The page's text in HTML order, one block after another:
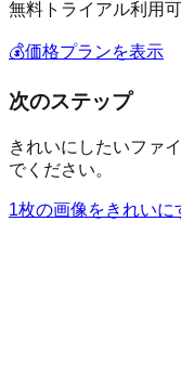
無料トライアル利用
💰価格プランを表示
次のステップ
きれいにしたいファ
でください。
1枚の画像をきれいに